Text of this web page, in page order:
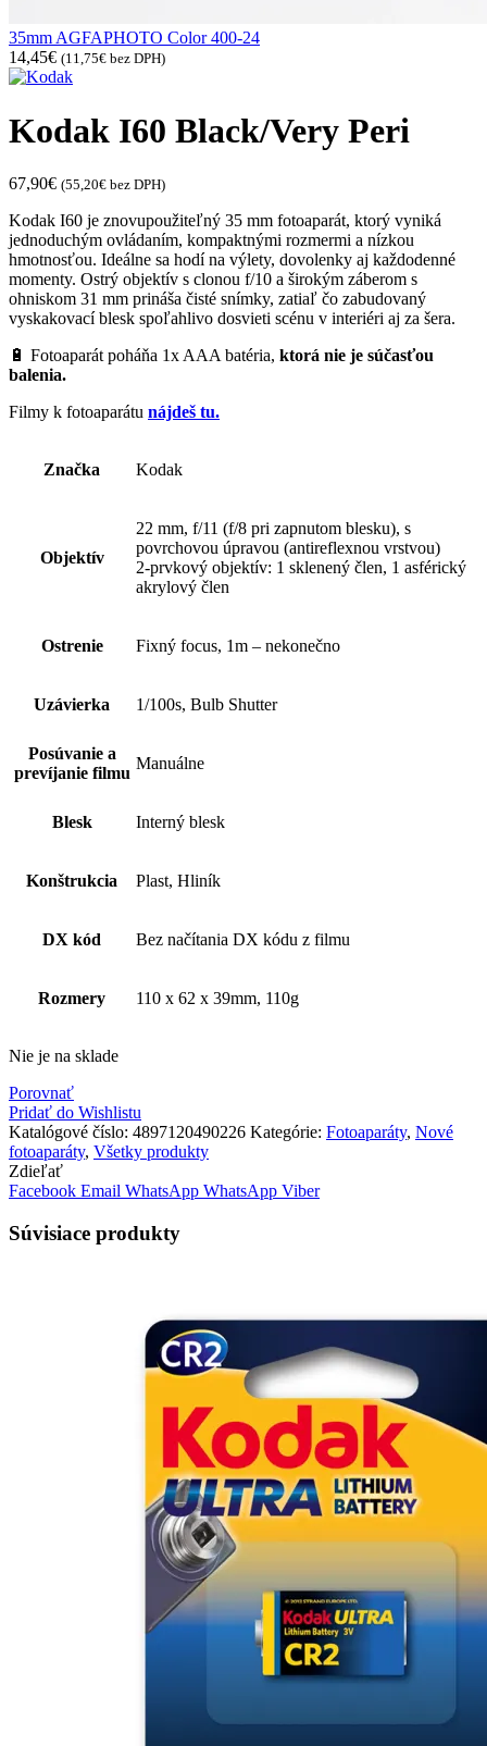
35mm AGFAPHOTO Color 400-24
14,45€ (11,75€ bez DPH)
Kodak I60 Black/Very Peri
67,90€ (55,20€ bez DPH)
Kodak I60 je znovupoužiteľný 35 mm fotoaparát, ktorý vyniká
jednoduchým ovládaním, kompaktnými rozmermi a nízkou
hmotnosťou. Ideálne sa hodí na výlety, dovolenky aj každodenné
momenty. Ostrý objektív s clonou f/10 a širokým záberom s
ohniskom 31 mm prináša čisté snímky, zatiaľ čo zabudovaný
vyskakovací blesk spoľahlivo dosvieti scénu v interiéri aj za šera.
🔋 Fotoaparát poháňa 1x AAA batéria, ktorá nie je súčasťou
balenia.
Filmy k fotoaparátu nájdeš tu.
Značka Kodak
Objektív
22 mm, f/11 (f/8 pri zapnutom blesku), s
povrchovou úpravou (antireflexnou vrstvou)
2-prvkový objektív: 1 sklenený člen, 1 asférický
akrylový člen
Ostrenie Fixný focus, 1m – nekonečno
Uzávierka 1/100s, Bulb Shutter
Posúvanie a
prevíjanie filmu
Manuálne
Blesk Interný blesk
Konštrukcia Plast, Hliník
DX kód Bez načítania DX kódu z filmu
Rozmery 110 x 62 x 39mm, 110g
Nie je na sklade
Porovnať
Pridať do Wishlistu
Katalógové číslo: 4897120490226 Kategórie: Fotoaparáty, Nové
fotoaparáty, Všetky produkty
Zdieľať
Facebook Email WhatsApp WhatsApp Viber
Súvisiace produkty